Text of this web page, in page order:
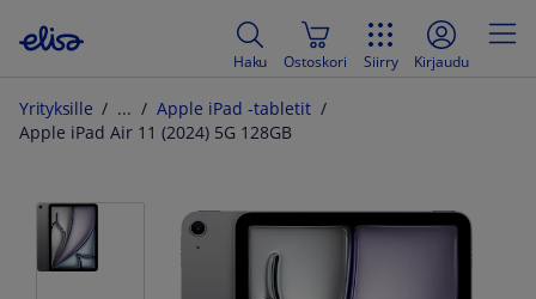
Haku Ostoskori Siirry Kirjaudu
Yrityksille
Apple iPad -tabletit
Apple iPad Air 11 (2024) 5G 128GB